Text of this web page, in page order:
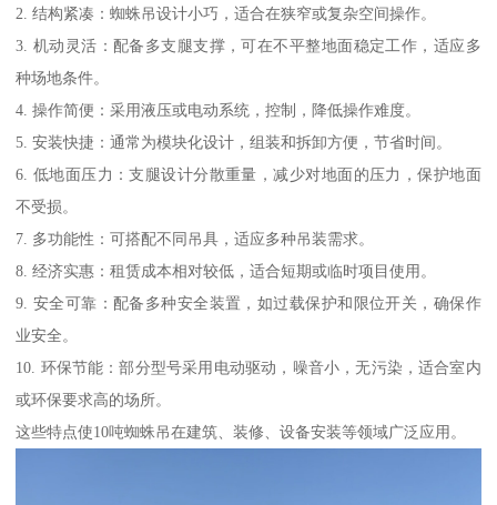
2. 结构紧凑：蜘蛛吊设计小巧，适合在狭窄或复杂空间操作。
3. 机动灵活：配备多支腿支撑，可在不平整地面稳定工作，适应多
种场地条件。
4. 操作简便：采用液压或电动系统，控制，降低操作难度。
5. 安装快捷：通常为模块化设计，组装和拆卸方便，节省时间。
6. 低地面压力：支腿设计分散重量，减少对地面的压力，保护地面
不受损。
7. 多功能性：可搭配不同吊具，适应多种吊装需求。
8. 经济实惠：租赁成本相对较低，适合短期或临时项目使用。
9. 安全可靠：配备多种安全装置，如过载保护和限位开关，确保作
业安全。
10. 环保节能：部分型号采用电动驱动，噪音小，无污染，适合室内
或环保要求高的场所。
这些特点使10吨蜘蛛吊在建筑、装修、设备安装等领域广泛应用。